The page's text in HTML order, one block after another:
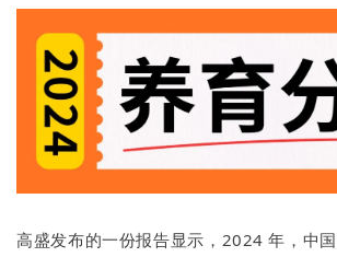
高盛发布的一份报告显示，2024 年，中